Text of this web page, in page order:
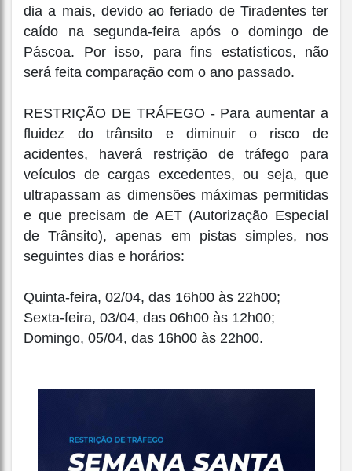
dia a mais, devido ao feriado de Tiradentes ter
caído na segunda-feira após o domingo de
Páscoa. Por isso, para fins estatísticos, não
será feita comparação com o ano passado.
RESTRIÇÃO DE TRÁFEGO - Para aumentar a
fluidez do trânsito e diminuir o risco de
acidentes, haverá restrição de tráfego para
veículos de cargas excedentes, ou seja, que
ultrapassam as dimensões máximas permitidas
e que precisam de AET (Autorização Especial
de Trânsito), apenas em pistas simples, nos
seguintes dias e horários:
Quinta-feira, 02/04, das 16h00 às 22h00;
Sexta-feira, 03/04, das 06h00 às 12h00;
Domingo, 05/04, das 16h00 às 22h00.